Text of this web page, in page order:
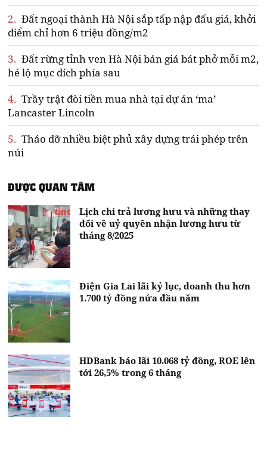
2. Đất ngoại thành Hà Nội sắp tấp nập đấu giá, khởi
điểm chỉ hơn 6 triệu đồng/m2
3. Đất rừng tỉnh ven Hà Nội bán giá bát phở mỗi m2,
hé lộ mục đích phía sau
4. Trầy trật đòi tiền mua nhà tại dự án ‘ma’
Lancaster Lincoln
5. Tháo dỡ nhiều biệt phủ xây dựng trái phép trên
núi
ĐƯỢC QUAN TÂM
Lịch chi trả lương hưu và những thay
đổi về uỷ quyền nhận lương hưu từ
tháng 8/2025
Điện Gia Lai lãi kỷ lục, doanh thu hơn
1.700 tỷ đồng nửa đầu năm
HDBank báo lãi 10.068 tỷ đồng, ROE lên
tới 26,5% trong 6 tháng